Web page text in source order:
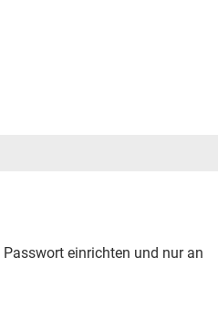
einrichten und nur an